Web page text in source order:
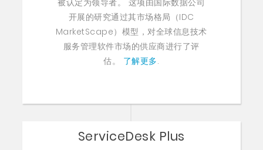
被认定为领导者。 这项由国际数据公司
开展的研究通过其市场格局（IDC
MarketScape）模型，对全球信息技术
服务管理软件市场的供应商进行了评
估。 了解更多.
ServiceDesk Plus